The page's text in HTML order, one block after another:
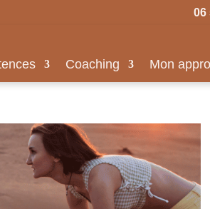
06
Coaching Mon